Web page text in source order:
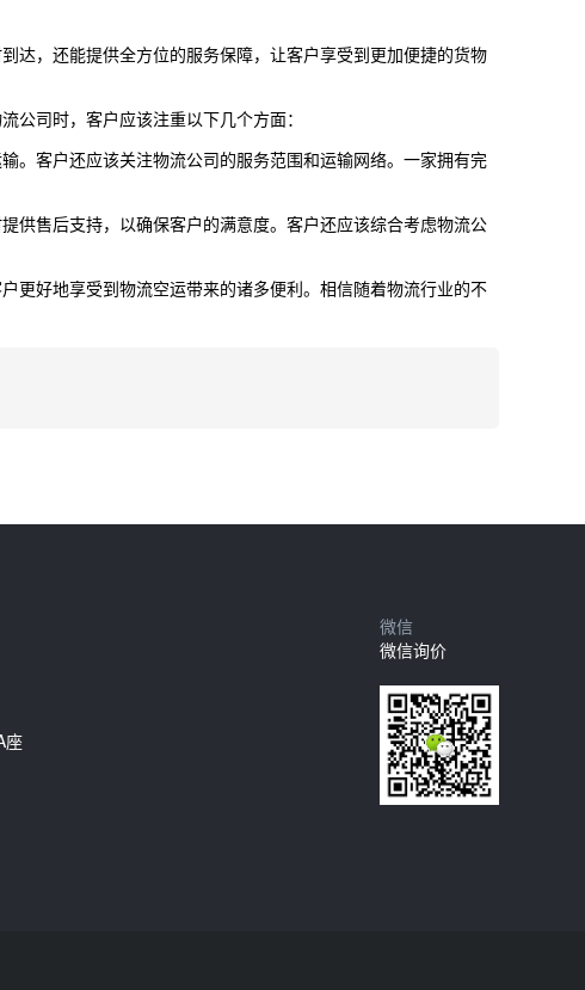
达，还能提供全方位的服务保障，让客户享受到更加便捷的货物
公司时，客户应该注重以下几个方面：
。客户还应该关注物流公司的服务范围和运输网络。一家拥有完
供售后支持，以确保客户的满意度。客户还应该综合考虑物流公
更好地享受到物流空运带来的诸多便利。相信随着物流行业的不
座
微信
微信询价